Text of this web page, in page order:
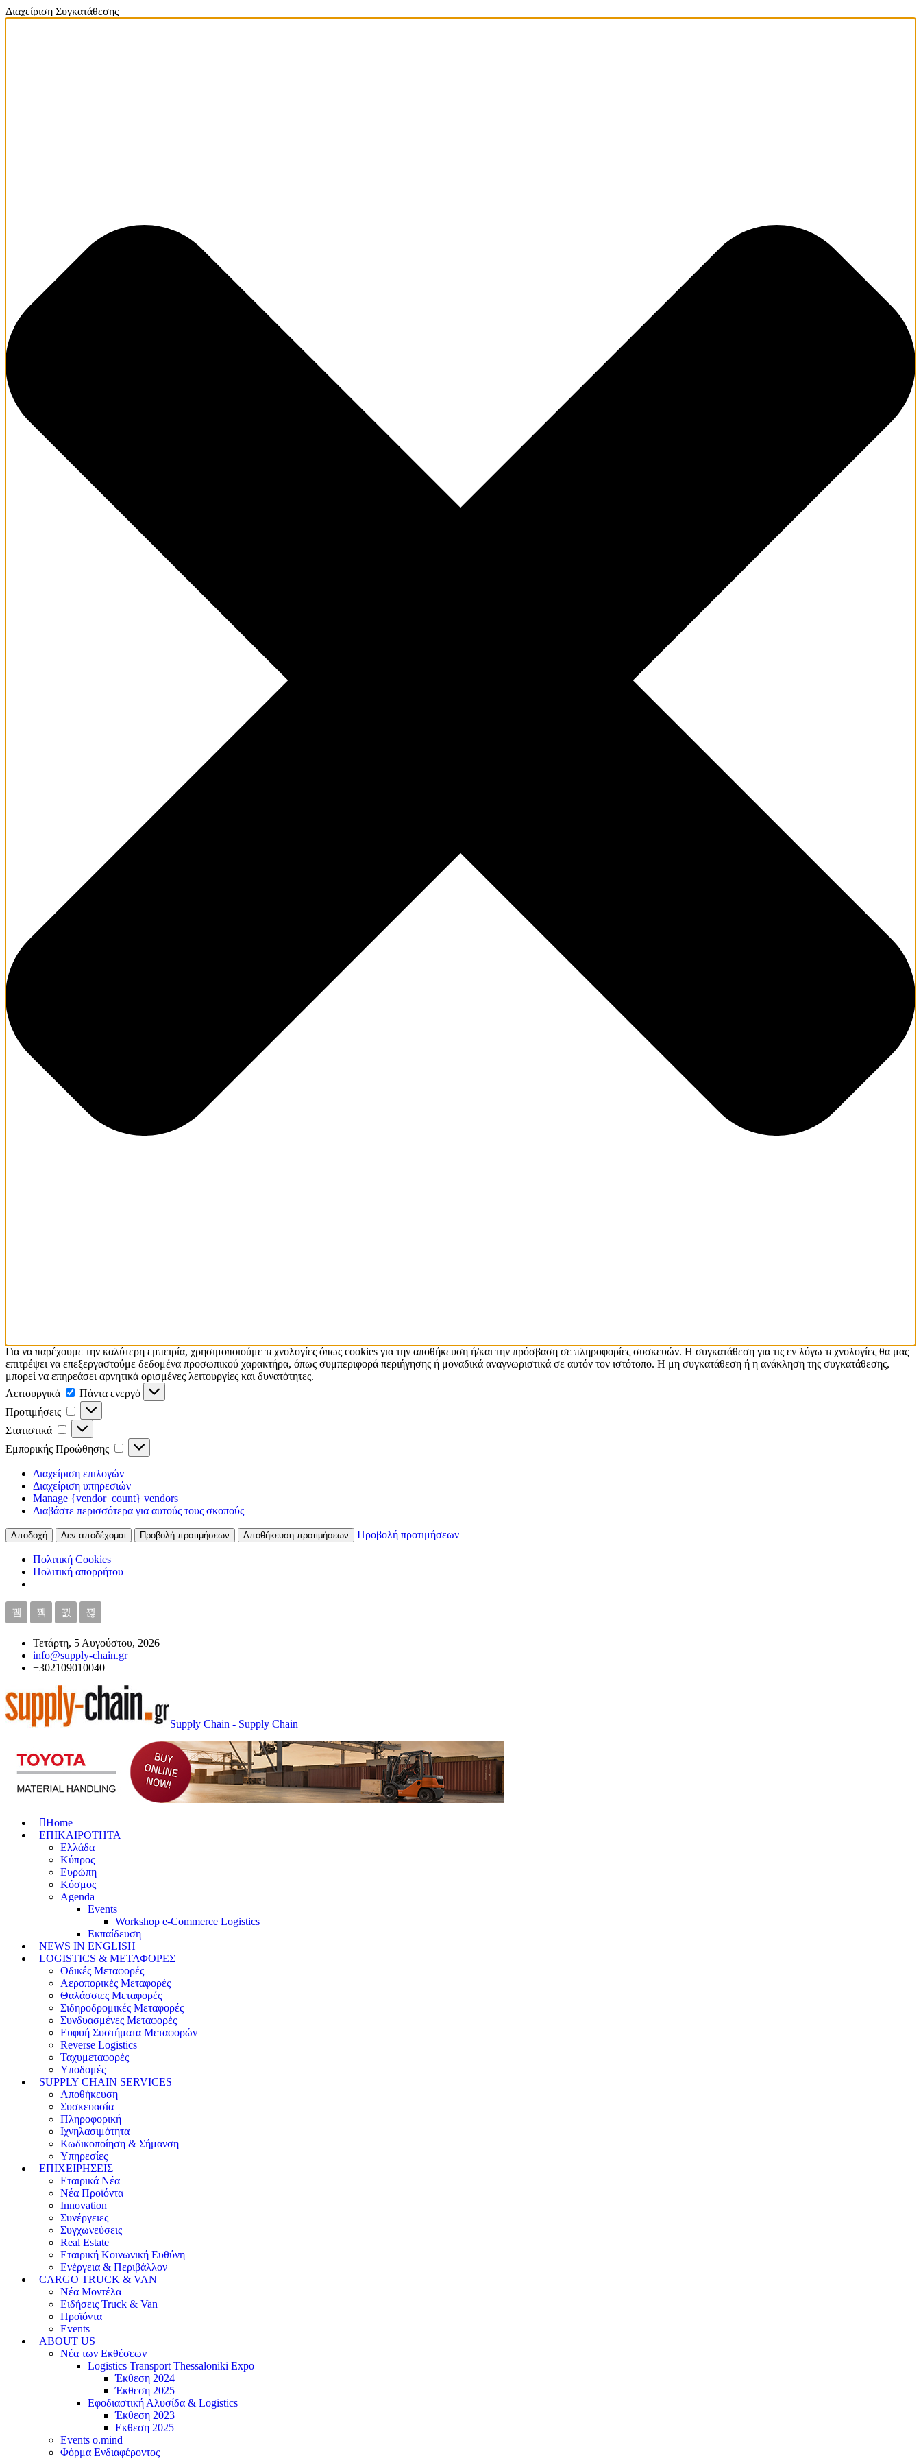
Διαχείριση Συγκατάθεσης
Για να παρέχουμε την καλύτερη εμπειρία, χρησιμοποιούμε τεχνολογίες όπως cookies για την αποθήκευση ή/και την πρόσβαση σε πληροφορίες συσκευών. Η συγκατάθεση για τις εν λόγω τεχνολογίες θα μας
επιτρέψει να επεξεργαστούμε δεδομένα προσωπικού χαρακτήρα, όπως συμπεριφορά περιήγησης ή μοναδικά αναγνωριστικά σε αυτόν τον ιστότοπο. Η μη συγκατάθεση ή η ανάκληση της συγκατάθεσης,
μπορεί να επηρεάσει αρνητικά ορισμένες λειτουργίες και δυνατότητες.
Λειτουργικά
Λειτουργικά
Πάντα ενεργό
Προτιμήσεις
Προτιμήσεις
Στατιστικά Στατιστικά
Εμπορικής Προώθησης
Εμπορικής
Προώθησης
Διαχείριση επιλογών
Διαχείριση υπηρεσιών
Manage {vendor_count} vendors
Διαβάστε περισσότερα για αυτούς τους σκοπούς
Αποδοχή Δεν αποδέχομαι Προβολή προτιμήσεων Αποθήκευση προτιμήσεων Προβολή προτιμήσεων
Πολιτική Cookies
Πολιτική απορρήτου
Τετάρτη, 5 Αυγούστου, 2026
info@supply-chain.gr
+302109010040
Supply Chain - Supply Chain
Home
ΕΠΙΚΑΙΡΟΤΗΤΑ
Ελλάδα
Κύπρος
Ευρώπη
Κόσμος
Agenda
Events
Workshop e-Commerce Logistics
Εκπαίδευση
NEWS IN ENGLISH
LOGISTICS & ΜΕΤΑΦΟΡΕΣ
Οδικές Μεταφορές
Αεροπορικές Μεταφορές
Θαλάσσιες Μεταφορές
Σιδηροδρομικές Μεταφορές
Συνδυασμένες Μεταφορές
Ευφυή Συστήματα Μεταφορών
Reverse Logistics
Ταχυμεταφορές
Υποδομές
SUPPLY CHAIN SERVICES
Αποθήκευση
Συσκευασία
Πληροφορική
Ιχνηλασιμότητα
Κωδικοποίηση & Σήμανση
Υπηρεσίες
ΕΠΙΧΕΙΡΗΣΕΙΣ
Εταιρικά Νέα
Νέα Προϊόντα
Innovation
Συνέργειες
Συγχωνεύσεις
Real Estate
Εταιρική Κοινωνική Ευθύνη
Ενέργεια & Περιβάλλον
CARGO TRUCK & VAN
Νέα Μοντέλα
Ειδήσεις Truck & Van
Προϊόντα
Events
ABOUT US
Νέα των Εκθέσεων
Logistics Transport Thessaloniki Expo
Έκθεση 2024
Έκθεση 2025
Εφοδιαστική Αλυσίδα & Logistics
Έκθεση 2023
Εκθεση 2025
Events o.mind
Φόρμα Ενδιαφέροντος